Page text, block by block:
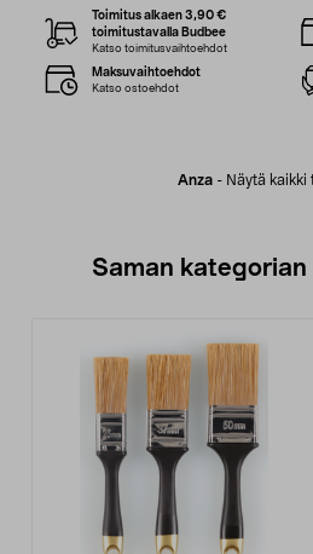
Anza - Näytä kaikki
Toimitus alkaen 3,90 €
toimitustavalla Budbee
Katso toimitusvaihtoehdot
Maksuvaihtoehdot
Katso ostoehdot
Saman